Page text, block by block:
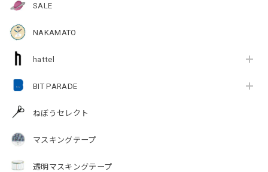
SALE
NAKAMATO
hattel
BIT PARADE
ねぼうセレクト
マスキングテープ
透明マスキングテープ